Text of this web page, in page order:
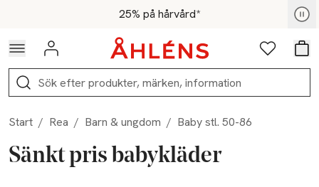
Hoppa till navigationsmenyn25% på hårvård*
För medlemmar - Shoppa nu
Logga in Favoriter
Sök
Start / Rea / Barn & ungdom / Baby stl. 50-86
Sänkt pris babykläder